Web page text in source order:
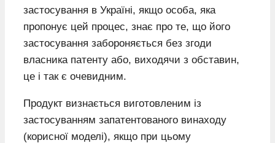
застосування в Україні, якщо особа, яка
пропонує цей процес, знає про те, що його
застосування забороняється без згоди
власника патенту або, виходячи з обставин,
це і так є очевидним.
Продукт визнається виготовленим із
застосуванням запатентованого винаходу
(корисної моделі), якщо при цьому